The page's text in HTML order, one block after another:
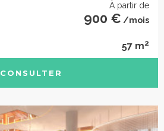
À partir de
900 € /mois
57 m2
CONSULTER